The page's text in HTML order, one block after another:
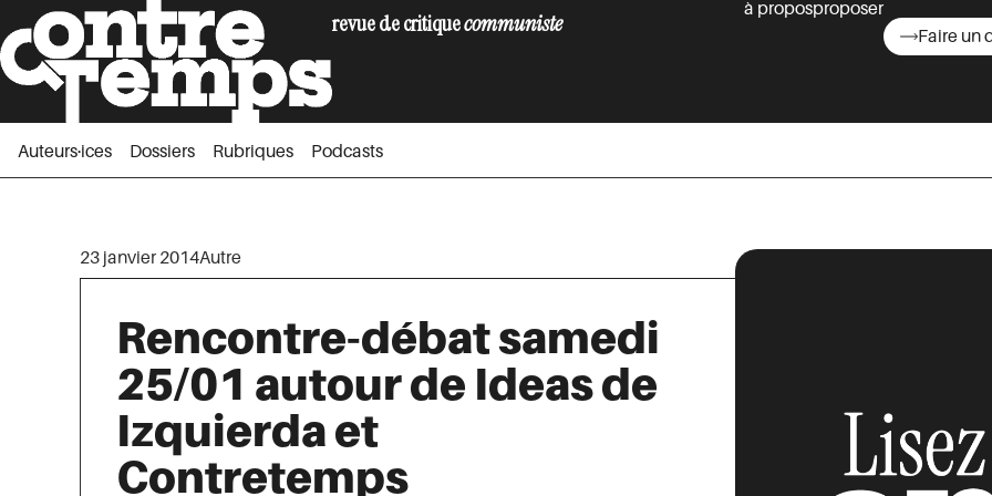
Auteurs·ices
revue de critiquecommuniste à proposproposer
Faire un
Auteurs·ices Dossiers Rubriques Podcasts
23 janvier 2014Autre
Rencontre-débat samedi
25/01 autour de Ideas de
Izquierda et
Contretemps